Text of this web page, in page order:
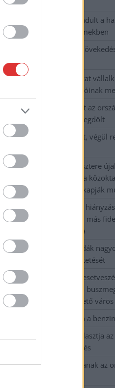
habos isler?
Országos ellenőrzés indult a
akkumulátoripari üzemekben
Az idei év leglassabb
kiskereskedelemben
Györfi Mihály több tucat
a kerékpárgyár dolgozóinak
41 fok fölé forrósodott az
egy másik rekord is megdőlt
Egy telefonhívást akart, végül
A Tisza kormány minisztere
változásokról döntött a
iskolaigazgatók visszakapják
Sok volt az igazolatlan
fizetéslevonást kapott, más
kevesebbet vittek haza
A Szolnok megyei gazdák
JÉGER további üzemeltetését
Csendélet 5.0: alig
remek állapotban levő
Szolnok mennyire élhető város
Pénteken újra csökken a
Napokon belül megválasztja
elnököt az Országgyűlés
Kiterjedt tüzek pusztítanak az